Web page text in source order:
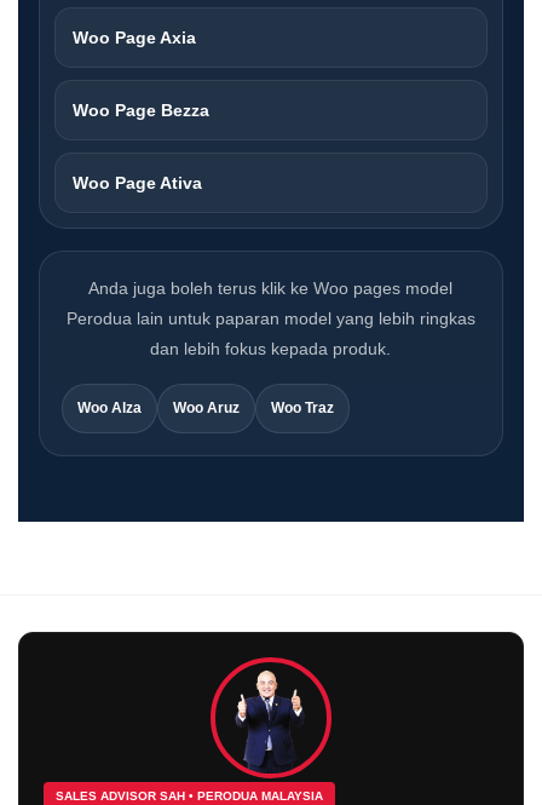
Woo Page Axia
Woo Page Bezza
Woo Page Ativa
Anda juga boleh terus klik ke Woo pages model
Perodua lain untuk paparan model yang lebih ringkas
dan lebih fokus kepada produk.
Woo Alza Woo Aruz Woo Traz
SALES ADVISOR SAH • PERODUA MALAYSIA